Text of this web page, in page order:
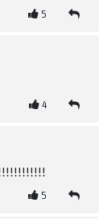
5
4
5